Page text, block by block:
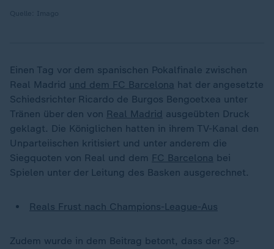
Einen Tag vor dem spanischen Pokalfinale zwischen
Real Madrid und dem FC Barcelona hat der angesetzte
Schiedsrichter Ricardo de Burgos Bengoetxea unter
Tränen über den von Real Madrid ausgeübten Druck
geklagt. Die Königlichen hatten in ihrem TV-Kanal den
Unparteiischen kritisiert und unter anderem die
Siegquoten von Real und dem FC Barcelona bei
Spielen unter der Leitung des Basken ausgerechnet.
Reals Frust nach Champions-League-Aus
Zudem wurde in dem Beitrag betont, dass der 39-